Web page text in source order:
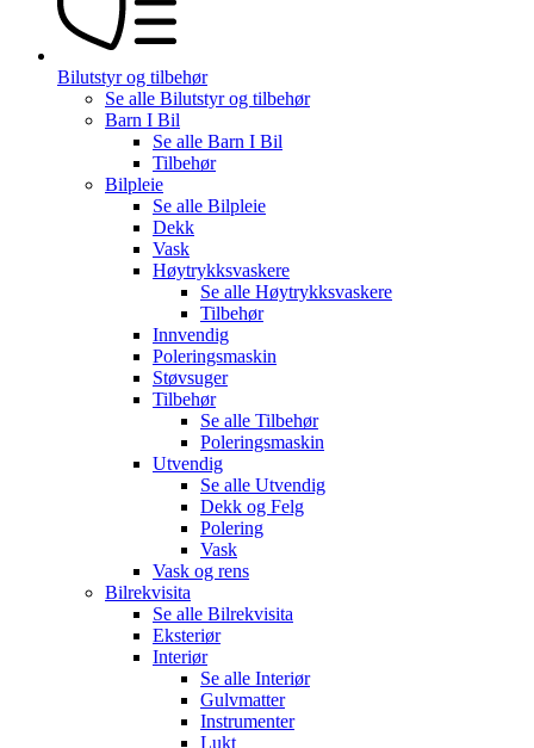
Bilutstyr og tilbehør
Se alle Bilutstyr og tilbehør
Barn I Bil
Se alle Barn I Bil
Tilbehør
Bilpleie
Se alle Bilpleie
Dekk
Vask
Høytrykksvaskere
Se alle Høytrykksvaskere
Tilbehør
Innvendig
Poleringsmaskin
Støvsuger
Tilbehør
Se alle Tilbehør
Poleringsmaskin
Utvendig
Se alle Utvendig
Dekk og Felg
Polering
Vask
Vask og rens
Bilrekvisita
Se alle Bilrekvisita
Eksteriør
Interiør
Se alle Interiør
Gulvmatter
Instrumenter
Lukt